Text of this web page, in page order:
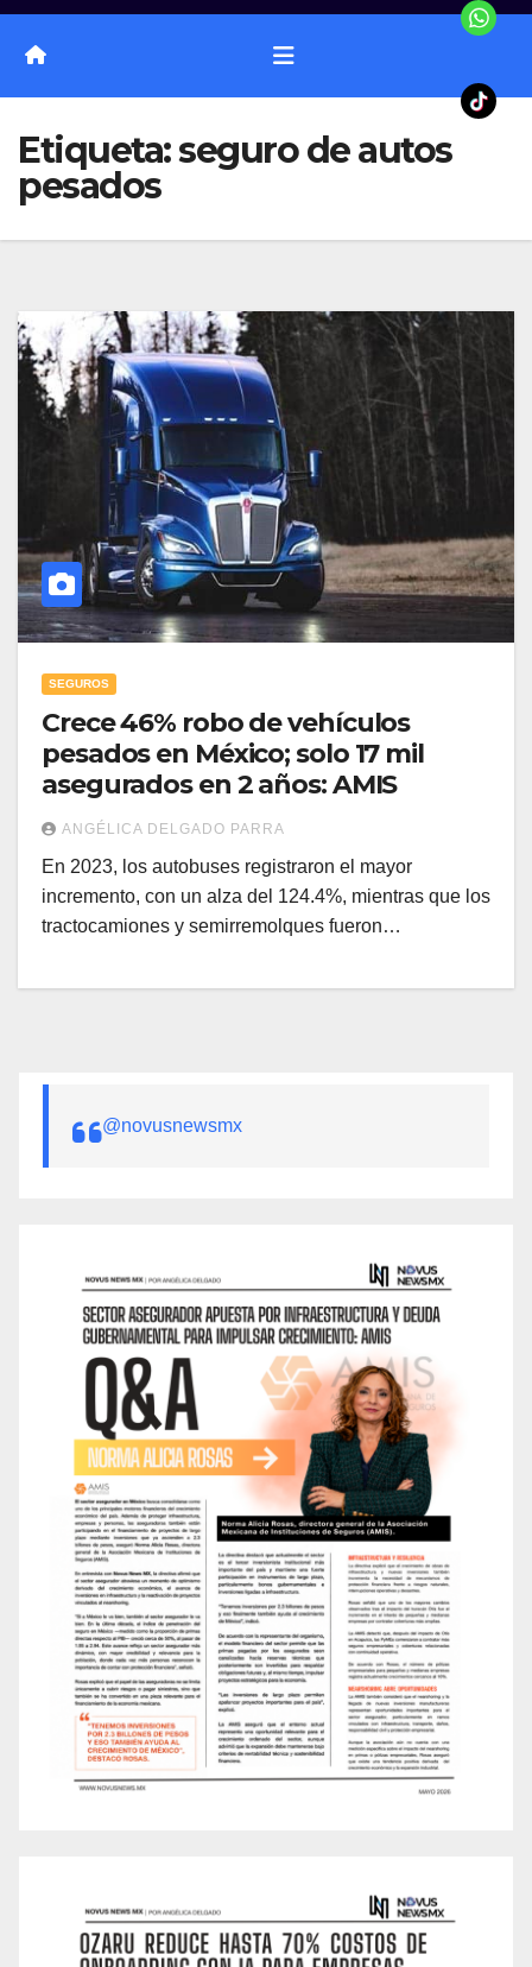
Etiqueta:seguro de autos
pesados
SEGUROS
Crece 46% robo de vehículos
pesados en México; solo 17 mil
asegurados en 2 años: AMIS
ANGÉLICA DELGADO PARRA
En 2023, los autobuses registraron el mayor
incremento, con un alza del 124.4%, mientras que los
tractocamiones y semirremolques fueron…
@novusnewsmx